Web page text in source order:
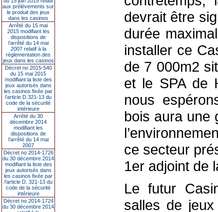
aux prélèvements sur
le produit des jeux
dans les casinos
Arrêté du 15 mai
2015 modifiant les
dispositions de
l’arrêté du 14 mai
2007 relatif à la
réglementation des
jeux dans les casinos
Décret no 2015-540
du 15 mai 2015
modifiant la liste des
jeux autorisés dans
les casinos fixée par
l’article D.321-13 du
code de la sécurité
intérieure
Arrêté du 30
décembre 2014
modifiant les
dispositions de
l’arrêté du 14 mai
2007
Décret no 2014-1726
du 30 décembre 2014
modifiant la liste des
jeux autorisés dans
les casinos fixée par
l’article D. 321-13 du
code de la sécurité
intérieure
Décret no 2014-1724
du 30 décembre 2014
devrait être
durée
installer ce
de 7 000m2
et le SPA de
nous
bois aura une
ce secteur
1er adjoint de
Le futur
salles de